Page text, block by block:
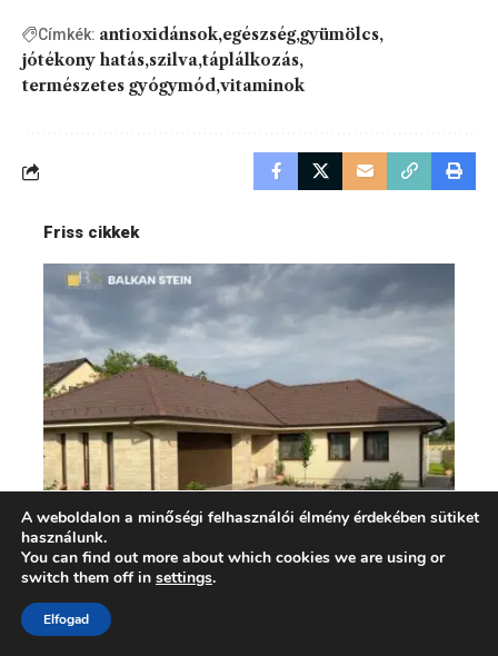
Címkék: antioxidánsok egészség gyümölcs
jótékony hatás szilva táplálkozás
természetes gyógymód vitaminok
Friss cikkek
Travertin burkolat, mint
értékteremtő építészeti elem
Otthon és Dekoráció
A weboldalon a minőségi felhasználói élmény érdekében sütiket
használunk.
You can find out more about which cookies we are using or
switch them off in settings.
Elfogad